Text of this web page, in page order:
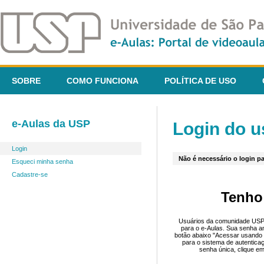
SOBRE COMO FUNCIONA POLÍTICA DE USO
e-Aulas da USP
Login
Esqueci minha senha
Cadastre-se
Login do
Não é necessário o login
Usuários da comunidade
para o e-Aulas. Sua senha
botão abaixo "Acessar
para o sistema de
senha única, clique